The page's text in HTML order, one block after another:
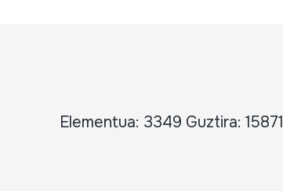
Elementua: 3349 Guztira: 15871